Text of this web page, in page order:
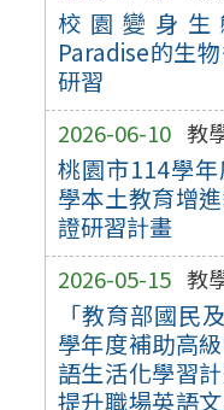
校園變身生
Paradise的生
研習
2026-06-10 教
桃園市114學
學本土教育增
證研習計畫
2026-05-15 教
「教育部國民
學年度補助高
語生活化學習
提升職場英語